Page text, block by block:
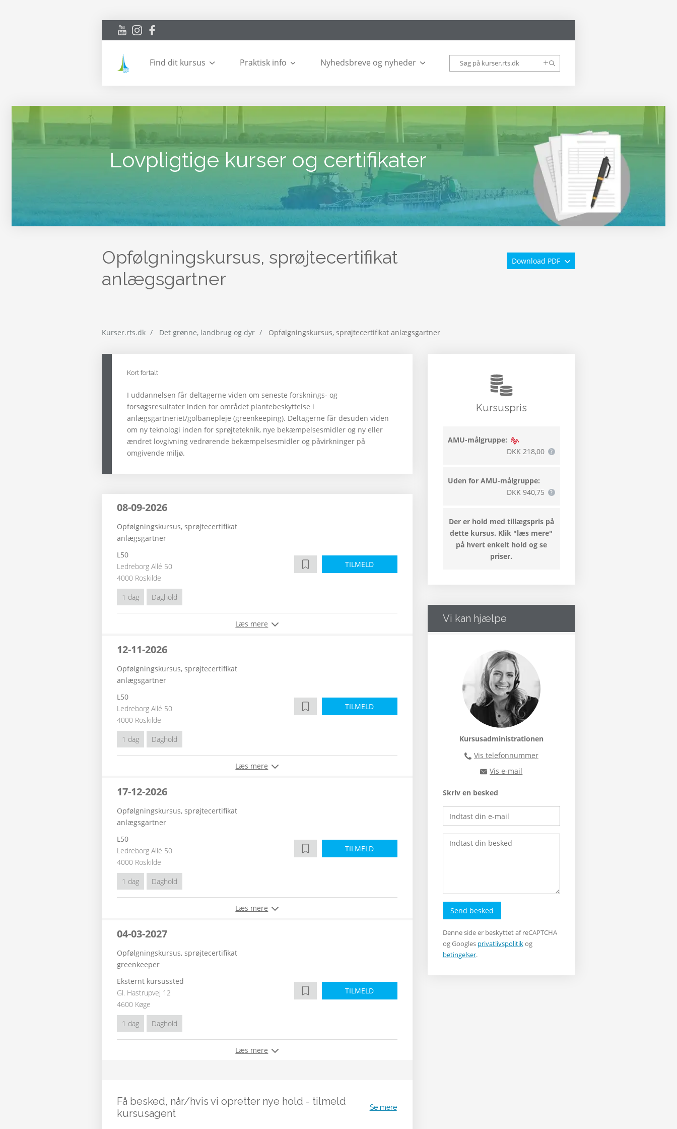
Find dit kursus Praktisk info Nyhedsbreve og nyheder
Lovpligtige kurser og certifikater
Opfølgningskursus, sprøjtecertifikat
anlægsgartner
Download PDF
Kurser.rts.dk Det grønne, landbrug og dyr Opfølgningskursus, sprøjtecertifikat anlægsgartner
Kort fortalt
I uddannelsen får deltagerne viden om seneste forsknings- og
forsøgsresultater inden for området plantebeskyttelse i
anlægsgartneriet/golbanepleje (greenkeeping). Deltagerne får desuden viden
om ny teknologi inden for sprøjteteknik, nye bekæmpelsesmidler og ny eller
ændret lovgivning vedrørende bekæmpelsesmidler og påvirkninger på
omgivende miljø.
08-09-2026
Opfølgningskursus, sprøjtecertifikat
anlægsgartner
L50
Ledreborg Allé 50
4000 Roskilde
1 dag
Daghold
TILMELD
Læs mere
12-11-2026
Opfølgningskursus, sprøjtecertifikat
anlægsgartner
L50
Ledreborg Allé 50
4000 Roskilde
1 dag
Daghold
TILMELD
Læs mere
17-12-2026
Opfølgningskursus, sprøjtecertifikat
anlægsgartner
L50
Ledreborg Allé 50
4000 Roskilde
1 dag
Daghold
TILMELD
Læs mere
04-03-2027
Opfølgningskursus, sprøjtecertifikat
greenkeeper
Eksternt kursussted
Gl. Hastrupvej 12
4600 Køge
1 dag
Daghold
TILMELD
Læs mere
Få besked, når/hvis vi opretter nye hold - tilmeld
kursusagent
Se mere
Kursuspris
AMU-målgruppe:
DKK 218,00
Uden for AMU-målgruppe:
DKK 940,75
Der er hold med tillægspris på
dette kursus. Klik "læs mere"
på hvert enkelt hold og se
priser.
Vi kan hjælpe
Kursusadministrationen
Vis telefonnummer
46300400
Vis e-mail
rts@rts.dk
Skriv en besked
Send besked
Denne side er beskyttet af reCAPTCHA
og Googles privatlivspolitikog
betingelser.